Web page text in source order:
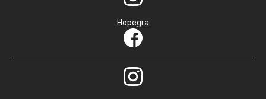
Hopegra